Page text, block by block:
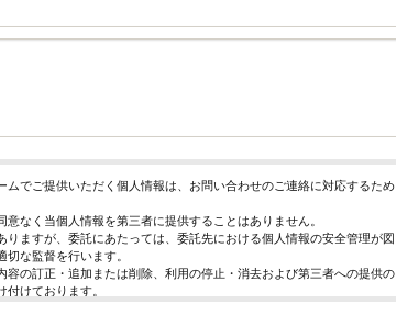
ムでご提供いただく個人情報は、お問い合わせのご連絡に対応するため
なく当個人情報を第三者に提供することはありません。
りますが、委託にあたっては、委託先における個人情報の安全管理が図
な監督を行います。
容の訂正・追加または削除、利用の停止・消去および第三者への提供の
けております。